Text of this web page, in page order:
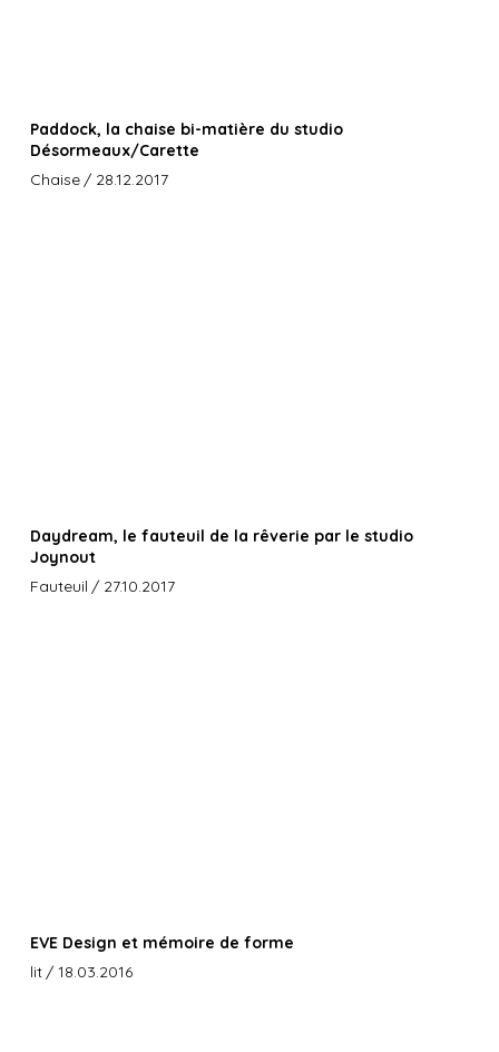
Paddock, la chaise bi-matière du studio
Désormeaux/Carette
Chaise / 28.12.2017
Daydream, le fauteuil de la rêverie par le studio
Joynout
Fauteuil / 27.10.2017
EVE Design et mémoire de forme
lit / 18.03.2016